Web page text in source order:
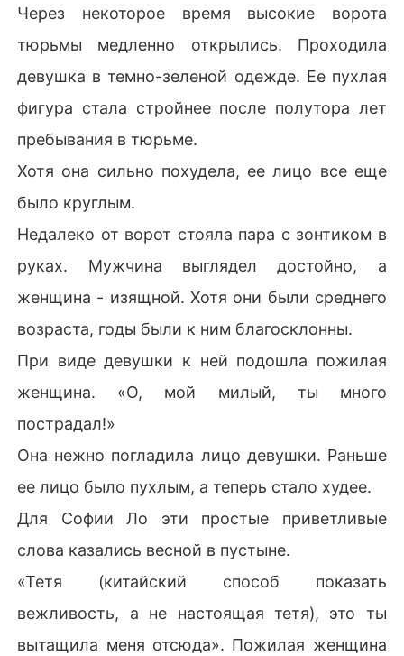
Через некоторое время высокие ворота
тюрьмы медленно открылись. Проходила
девушка в темно-зеленой одежде. Ее пухлая
фигура стала стройнее после полутора лет
пребывания в тюрьме.
Хотя она сильно похудела, ее лицо все еще
было круглым.
Недалеко от ворот стояла пара с зонтиком в
руках. Мужчина выглядел достойно, а
женщина - изящной. Хотя они были среднего
возраста, годы были к ним благосклонны.
При виде девушки к ней подошла пожилая
женщина. «О, мой милый, ты много
пострадал!»
Она нежно погладила лицо девушки. Раньше
ее лицо было пухлым, а теперь стало худее.
Для Софии Ло эти простые приветливые
слова казались весной в пустыне.
«Тетя (китайский способ показать
вежливость, а не настоящая тетя), это ты
вытащила меня отсюда». Пожилая женщина